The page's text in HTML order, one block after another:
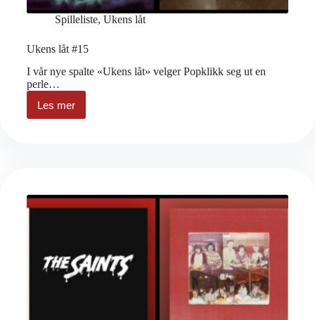
Spilleliste, Ukens låt
Ukens låt #15
I vår nye spalte «Ukens låt» velger Popklikk seg ut en
perle…
Les mer
Ukens
låt